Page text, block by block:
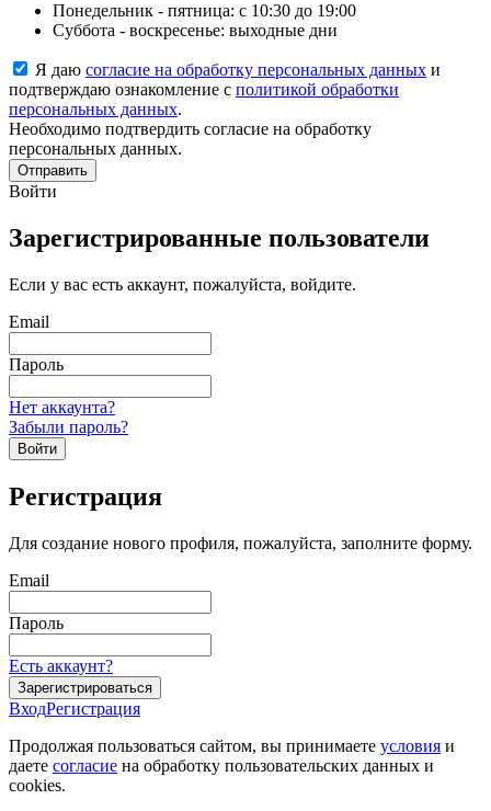
Понедельник - пятница: с 10:30 до 19:00
Суббота - воскресенье: выходные дни
Я даю согласие на обработку персональных данных и
подтверждаю ознакомление с политикой обработки
персональных данных.
Необходимо подтвердить согласие на обработку
персональных данных.
Отправить
Войти
Зарегистрированные пользователи
Если у вас есть аккаунт, пожалуйста, войдите.
Email
Пароль
Нет аккаунта?
Забыли пароль?
Войти
Регистрация
Для создание нового профиля, пожалуйста, заполните форму.
Email
Пароль
Есть аккаунт?
Зарегистрироваться
ВходРегистрация
Продолжая пользоваться сайтом, вы принимаете условия и
даете согласие на обработку пользовательских данных и
cookies.